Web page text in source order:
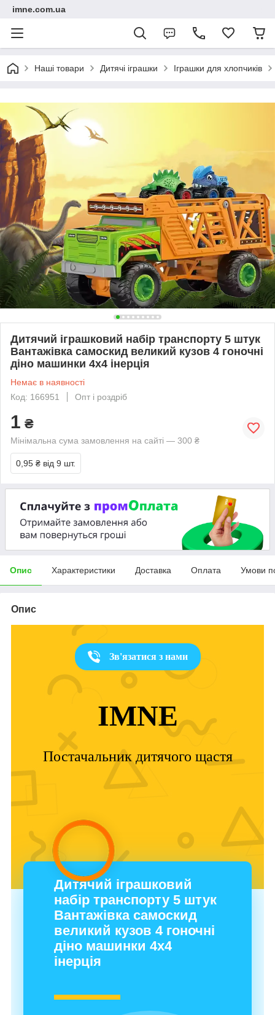
imne.com.ua
Наші товари Дитячі іграшки Іграшки для хлопчиків
Дитячий іграшковий набір транспорту 5 штук
Вантажівка самоскид великий кузов 4 гоночні
діно машинки 4х4 інерція
Немає в наявності
Код: 166951
Опт і роздріб
1 ₴
Мінімальна сума замовлення на сайті — 300 ₴
0,95 ₴ від 9 шт.
Опис Характеристики Доставка Оплата Умови
Опис
Зв'язатися з нами
IMNE
Постачальник дитячого щастя
Дитячий іграшковий
набір транспорту 5 штук
Вантажівка самоскид
великий кузов 4 гоночні
діно машинки 4х4
інерція